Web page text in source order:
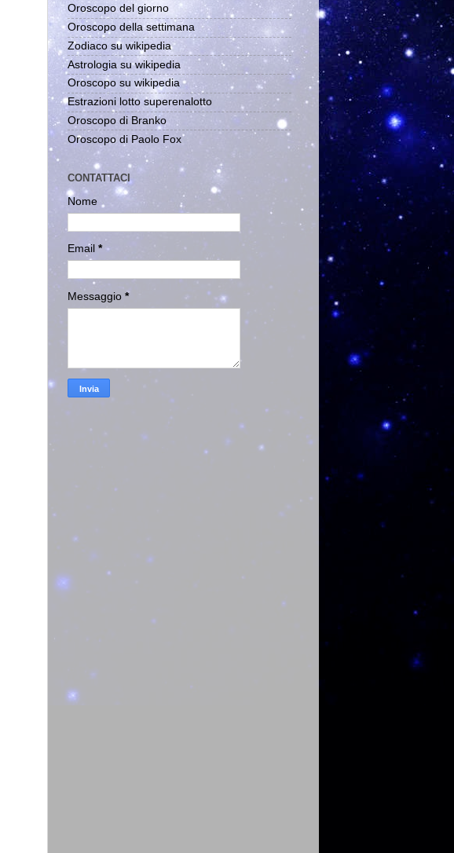
Oroscopo del giorno
Oroscopo della settimana
Zodiaco su wikipedia
Astrologia su wikipedia
Oroscopo su wikipedia
Estrazioni lotto superenalotto
Oroscopo di Branko
Oroscopo di Paolo Fox
CONTATTACI
Nome
Email *
Messaggio *